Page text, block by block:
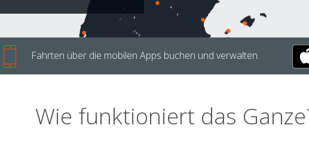
Fahrten über die mobilen Apps buchen und verwalten.
Wie funktioniert das